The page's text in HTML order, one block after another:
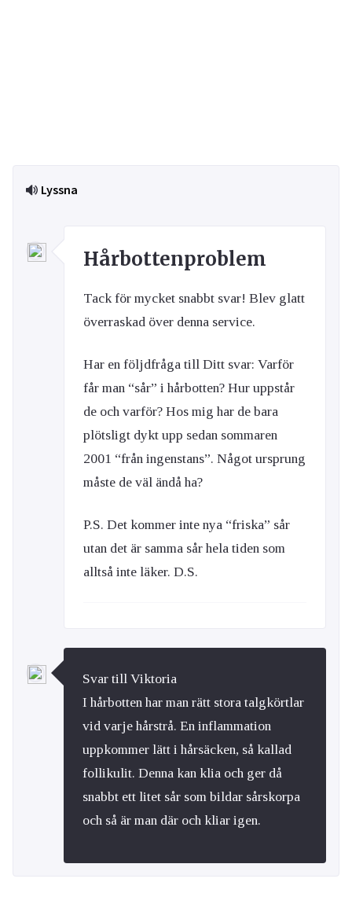
Lyssna
Hårbottenproblem
Tack för mycket snabbt svar! Blev glatt
överraskad över denna service.
Har en följdfråga till Ditt svar: Varför
får man “sår” i hårbotten? Hur uppstår
de och varför? Hos mig har de bara
plötsligt dykt upp sedan sommaren
2001 “från ingenstans”. Något ursprung
måste de väl ändå ha?
P.S. Det kommer inte nya “friska” sår
utan det är samma sår hela tiden som
alltså inte läker. D.S.
Svar till Viktoria
I hårbotten har man rätt stora talgkörtlar
vid varje hårstrå. En inflammation
uppkommer lätt i hårsäcken, så kallad
follikulit. Denna kan klia och ger då
snabbt ett litet sår som bildar sårskorpa
och så är man där och kliar igen.